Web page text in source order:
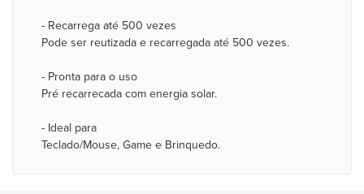
- Recarrega até 500 vezes
Pode ser reutizada e recarregada até 500 vezes.
- Pronta para o uso
Pré recarrecada com energia solar.
- Ideal para
Teclado/Mouse, Game e Brinquedo.